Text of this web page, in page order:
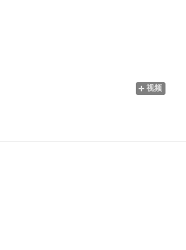
视频